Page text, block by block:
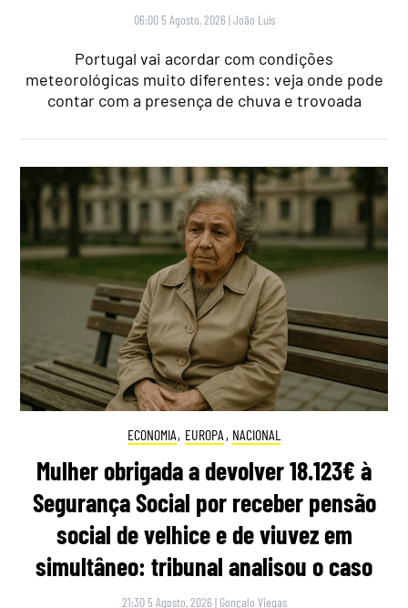
06:00 5 Agosto, 2026 |João Luís
Portugal vai acordar com condições
meteorológicas muito diferentes: veja onde pode
contar com a presença de chuva e trovoada
ECONOMIA, EUROPA , NACIONAL
Mulher obrigada a devolver 18.123€ à
Segurança Social por receber pensão
social de velhice e de viuvez em
simultâneo: tribunal analisou o caso
21:30 5 Agosto, 2026 | Gonçalo Viegas